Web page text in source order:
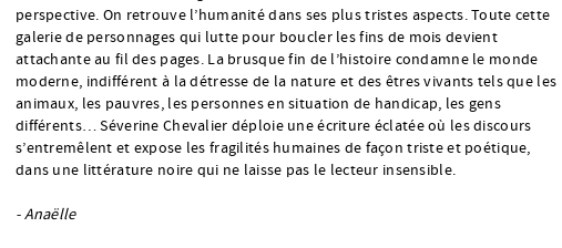
perspective. On retrouve l’humanité dans ses plus tristes aspects. Toute cette
galerie de personnages qui lutte pour boucler les fins de mois devient
attachante au fil des pages. La brusque fin de l’histoire condamne le monde
moderne, indifférent à la détresse de la nature et des êtres vivants tels que les
animaux, les pauvres, les personnes en situation de handicap, les gens
différents… Séverine Chevalier déploie une écriture éclatée où les discours
s’entremêlent et expose les fragilités humaines de façon triste et poétique,
dans une littérature noire qui ne laisse pas le lecteur insensible.
- Anaëlle